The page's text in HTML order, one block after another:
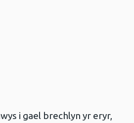
i gael brechlyn yr eryr,